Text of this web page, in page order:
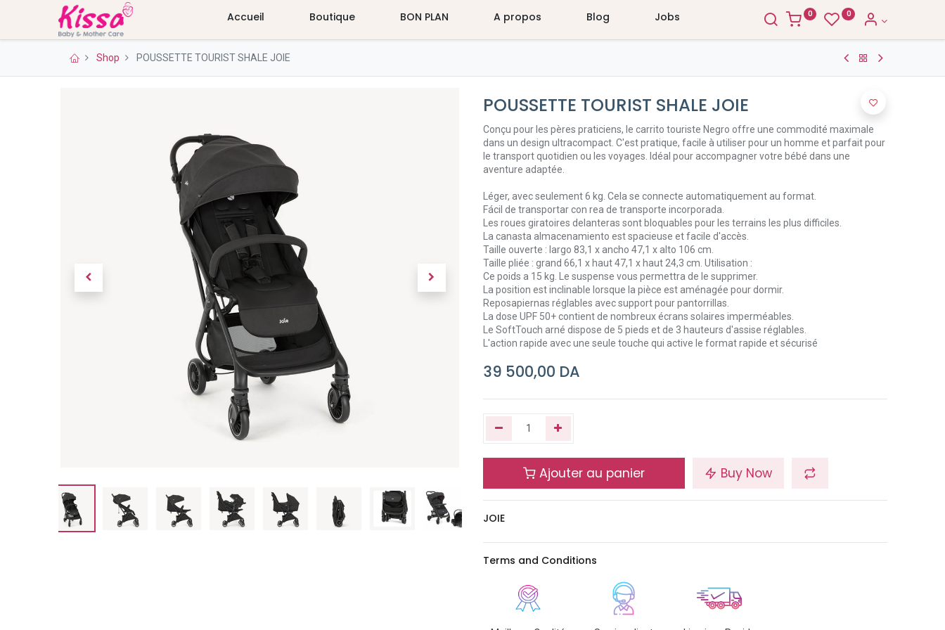
Accueil Boutique BON PLAN A propos Blog Jobs 0 0
Shop POUSSETTE TOURIST SHALE JOIE
POUSSETTE TOURIST SHALE JOIE
Conçu pour les pères praticiens, le carrito touriste Negro offre une commodité maximale
dans un design ultracompact. C'est pratique, facile à utiliser pour un homme et parfait pour
le transport quotidien ou les voyages. Idéal pour accompagner votre bébé dans une
aventure adaptée.
Léger, avec seulement 6 kg. Cela se connecte automatiquement au format.
Fácil de transportar con rea de transporte incorporada.
Les roues giratoires delanteras sont bloquables pour les terrains les plus difficiles.
La canasta almacenamiento est spacieuse et facile d'accès.
Taille ouverte : largo 83,1 x ancho 47,1 x alto 106 cm.
Taille pliée : grand 66,1 x haut 47,1 x haut 24,3 cm. Utilisation :
Ce poids a 15 kg. Le suspense vous permettra de le supprimer.
La position est inclinable lorsque la pièce est aménagée pour dormir.
Reposapiernas réglables avec support pour pantorrillas.
La dose UPF 50+ contient de nombreux écrans solaires imperméables.
Le SoftTouch arné dispose de 5 pieds et de 3 hauteurs d'assise réglables.
L'action rapide avec une seule touche qui active le format rapide et sécurisé
39 500,00 DA
Ajouter au panier Buy Now
JOIE
Terms and Conditions